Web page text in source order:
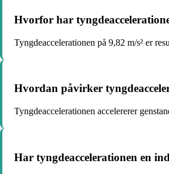
Hvorfor har
Tyngdeaccelerationen på 9,82 m/s² er
Hvordan påvirker
Tyngdeaccelerationen accelererer
Har tyngdeaccelerationen en